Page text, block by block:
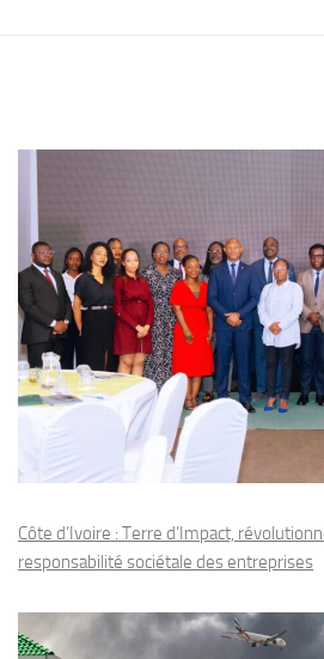
Côte d’Ivoire : Terre d’Impact,
responsabilité sociétale des entreprises